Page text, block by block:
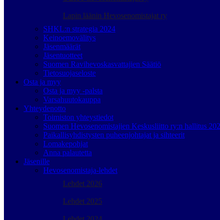
Lapin läänin Hevosenomistajat ry
SHKL:n strategia 2024
Keinoemovälitys
Jäsenmäärät
Jäsentuotteet
Suomen Ravihevoskasvattajien Säätiö
Tietosuojaseloste
Osta ja myy
Osta ja myy -palsta
Varsahuutokauppa
Yhteydenotto
Toimiston yhteystiedot
Suomen Hevosenomistajien Keskusliitto ry:n hallitus
Paikallisyhdistysten puheenjohtajat ja sihteerit
Lomakepohjat
Anna palautetta
Jäsenille
Hevosenomistaja-lehdet
Lehdet 2026
Lehdet 2025